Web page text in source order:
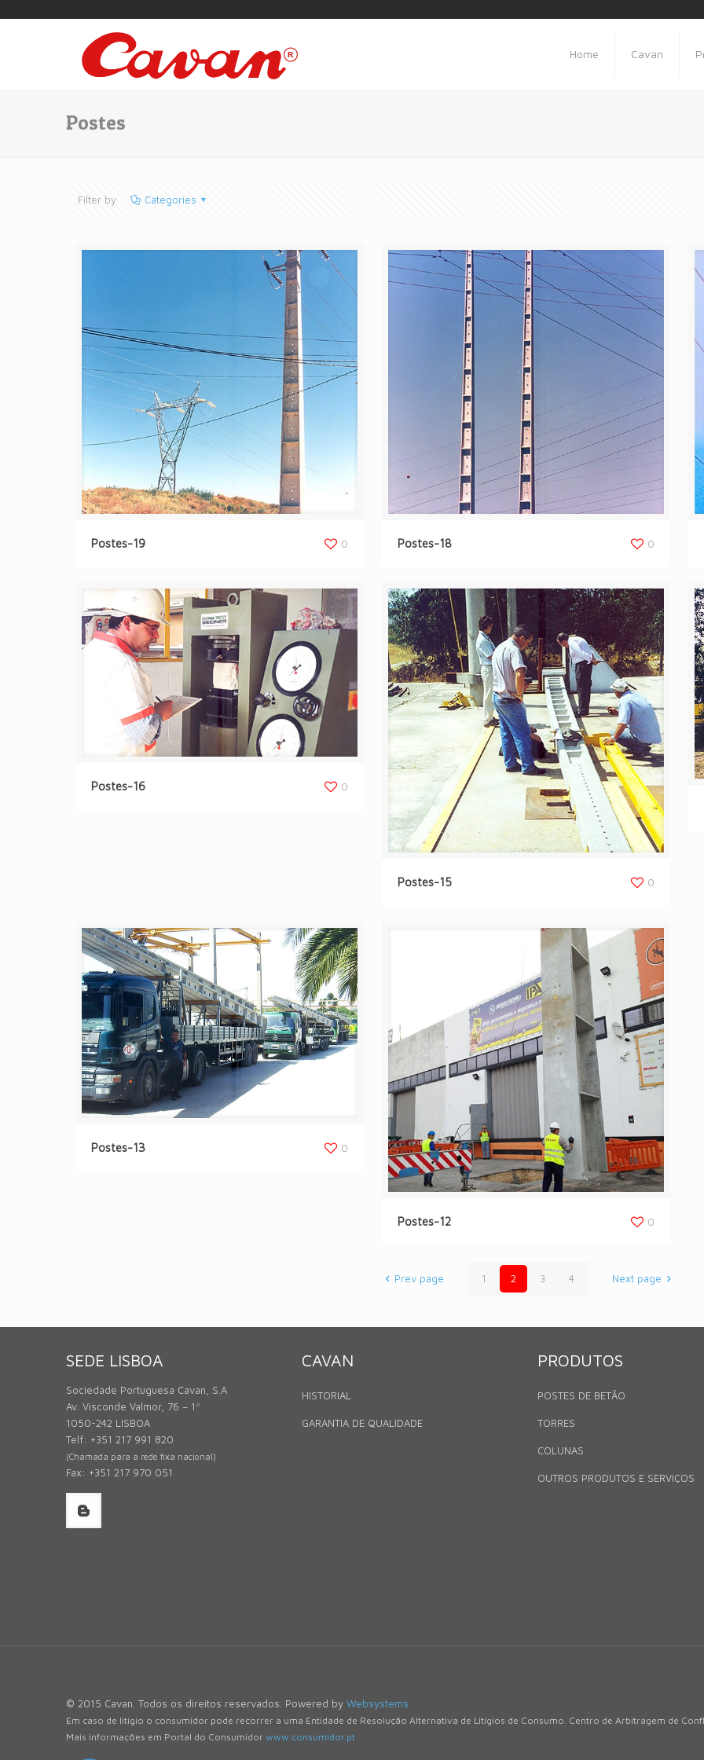
Home Cavan
Postes
Filter by Categories
Postes-19 0 Postes-18 0
Postes-16 0
Postes-15 0
Postes-13 0
Postes-12 0
Prev page 1 2 3 4 Next page
SEDE LISBOA
Sociedade Portuguesa Cavan, S.A
Av. Visconde Valmor, 76 – 1º
1050-242 LISBOA
Telf: +351 217 991 820
(Chamada para a rede fixa nacional)
Fax: +351 217 970 051
CAVAN
HISTORIAL
GARANTIA DE QUALIDADE
PRODUTOS
POSTES DE BETÃO
TORRES
COLUNAS
OUTROS PRODUTOS E SERVIÇOS
© 2015 Cavan. Todos os direitos reservados. Powered by Websystems
Em caso de litígio o consumidor pode recorrer a uma Entidade de Resolução Alternativa de Litígios de Consumo. Centro de Arbitragem de
Mais informações em Portal do Consumidor www.consumidor.pt